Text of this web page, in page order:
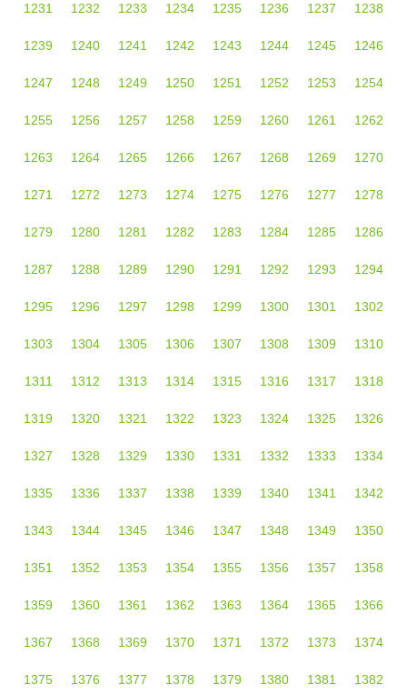
1231 1232 1233 1234 1235 1236 1237 1238
1239 1240 1241 1242 1243 1244 1245 1246
1247 1248 1249 1250 1251 1252 1253 1254
1255 1256 1257 1258 1259 1260 1261 1262
1263 1264 1265 1266 1267 1268 1269 1270
1271 1272 1273 1274 1275 1276 1277 1278
1279 1280 1281 1282 1283 1284 1285 1286
1287 1288 1289 1290 1291 1292 1293 1294
1295 1296 1297 1298 1299 1300 1301 1302
1303 1304 1305 1306 1307 1308 1309 1310
1311 1312 1313 1314 1315 1316 1317 1318
1319 1320 1321 1322 1323 1324 1325 1326
1327 1328 1329 1330 1331 1332 1333 1334
1335 1336 1337 1338 1339 1340 1341 1342
1343 1344 1345 1346 1347 1348 1349 1350
1351 1352 1353 1354 1355 1356 1357 1358
1359 1360 1361 1362 1363 1364 1365 1366
1367 1368 1369 1370 1371 1372 1373 1374
1375 1376 1377 1378 1379 1380 1381 1382